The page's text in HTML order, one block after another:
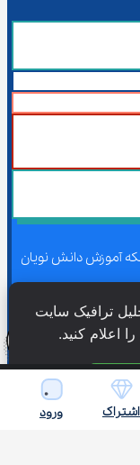
آموزش دانش نویان
آموزش دانش نویان
اشتراک ورود
و تحلیل ترافیک سایت
همه